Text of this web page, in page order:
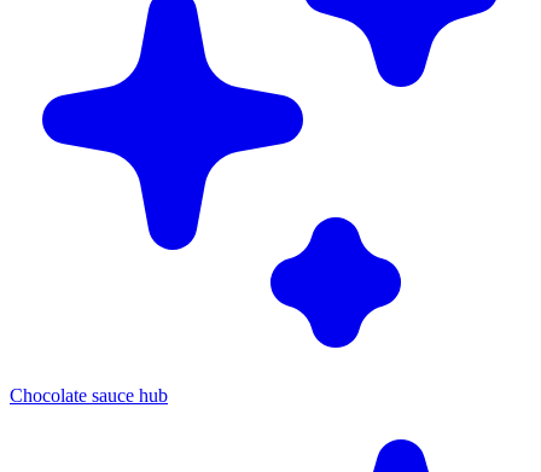
Chocolate sauce hub